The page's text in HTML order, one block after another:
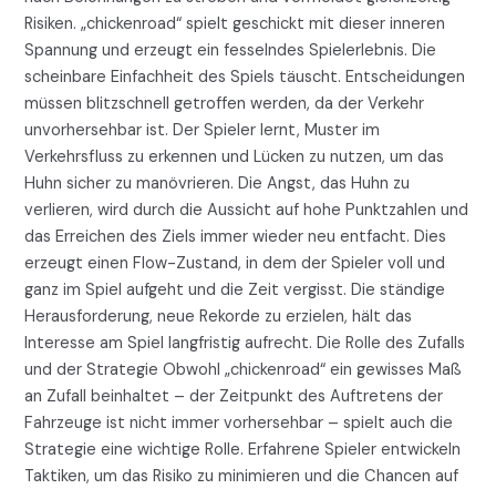
Risiken. „chickenroad“ spielt geschickt mit dieser inneren
Spannung und erzeugt ein fesselndes Spielerlebnis. Die
scheinbare Einfachheit des Spiels täuscht. Entscheidungen
müssen blitzschnell getroffen werden, da der Verkehr
unvorhersehbar ist. Der Spieler lernt, Muster im
Verkehrsfluss zu erkennen und Lücken zu nutzen, um das
Huhn sicher zu manövrieren. Die Angst, das Huhn zu
verlieren, wird durch die Aussicht auf hohe Punktzahlen und
das Erreichen des Ziels immer wieder neu entfacht. Dies
erzeugt einen Flow-Zustand, in dem der Spieler voll und
ganz im Spiel aufgeht und die Zeit vergisst. Die ständige
Herausforderung, neue Rekorde zu erzielen, hält das
Interesse am Spiel langfristig aufrecht. Die Rolle des Zufalls
und der Strategie Obwohl „chickenroad“ ein gewisses Maß
an Zufall beinhaltet – der Zeitpunkt des Auftretens der
Fahrzeuge ist nicht immer vorhersehbar – spielt auch die
Strategie eine wichtige Rolle. Erfahrene Spieler entwickeln
Taktiken, um das Risiko zu minimieren und die Chancen auf